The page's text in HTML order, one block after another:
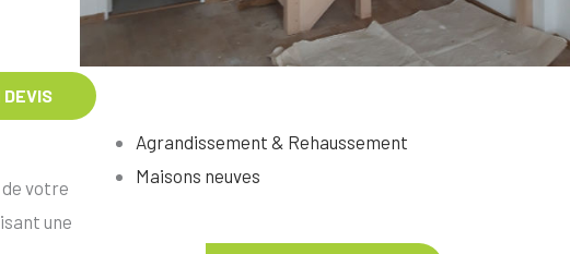
DEVIS
votre
une
Agrandissement & Rehaussement
Maisons neuves